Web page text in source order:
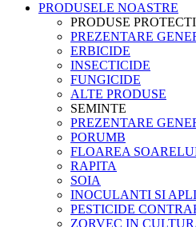
PRODUSELE NOASTRE
PRODUSE
PREZENTARE
ERBICIDE
INSECTICIDE
FUNGICIDE
ALTE PRODUSE
SEMINTE
PREZENTARE
PORUMB
FLOAREA
RAPITA
SOIA
INOCULANTI SI
PESTICIDE
ZORVEC IN